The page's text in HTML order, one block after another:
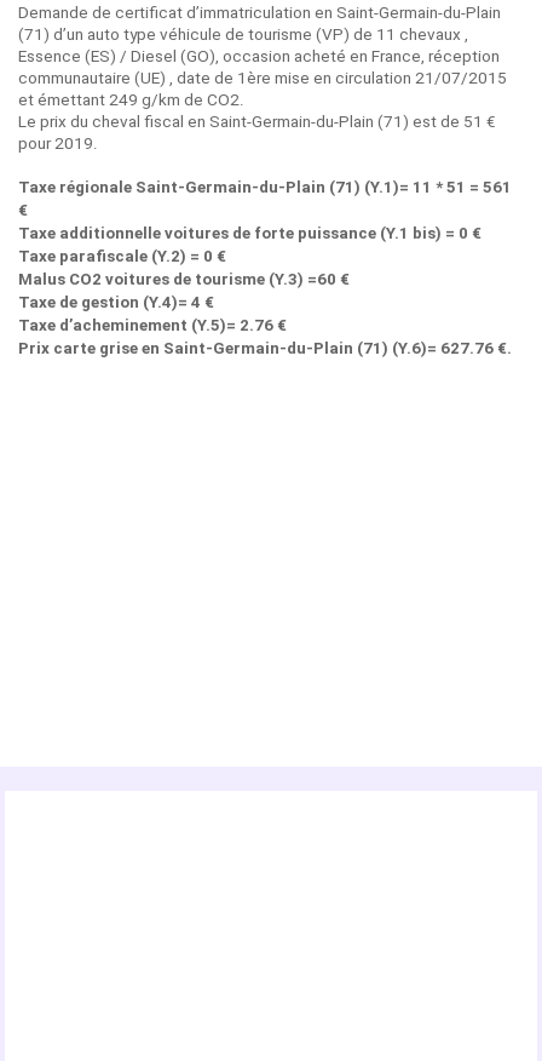
Demande de certificat d’immatriculation en Saint-Germain-du-Plain
(71) d’un auto type véhicule de tourisme (VP) de 11 chevaux ,
Essence (ES) / Diesel (GO), occasion acheté en France, réception
communautaire (UE) , date de 1ère mise en circulation 21/07/2015
et émettant 249 g/km de CO2.
Le prix du cheval fiscal en Saint-Germain-du-Plain (71) est de 51 €
pour 2019.
Taxe régionale Saint-Germain-du-Plain (71) (Y.1)= 11 * 51 = 561
€
Taxe additionnelle voitures de forte puissance (Y.1 bis) = 0 €
Taxe parafiscale (Y.2) = 0 €
Malus CO2 voitures de tourisme (Y.3) =60 €
Taxe de gestion (Y.4)= 4 €
Taxe d’acheminement (Y.5)= 2.76 €
Prix carte grise en Saint-Germain-du-Plain (71) (Y.6)= 627.76 €.